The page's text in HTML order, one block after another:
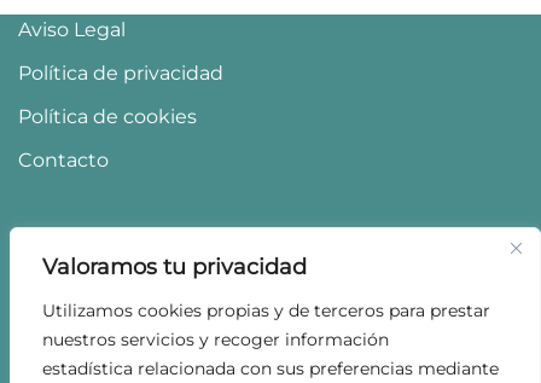
Valoramos tu privacidad
Utilizamos cookies propias y de terceros para prestar
nuestros servicios y recoger información
estadística relacionada con sus preferencias mediante
Aviso Legal
Política de privacidad
Política de cookies
Contacto